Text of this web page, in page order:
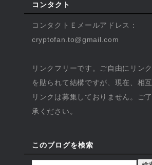
コンタクト
コンタクトＥメールアドレス：
cryptofan.to@gmail.com
リンクフリーです。ご自由にリンク
を貼られて結構ですが、現在、相互
リンクは募集しておりません。ご了
承ください。
このブログを検索